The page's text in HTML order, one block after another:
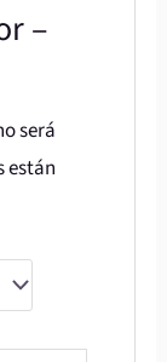
–
será
están